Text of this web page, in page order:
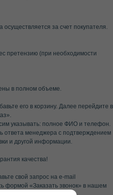
осуществляется за счет покупателя.
претензию (при необходимости
в полном объеме.
его в корзину. Далее перейдите в
указывать: полное ФИО и телефон.
ответа менеджера с подтверждением
и другой информации.
качества!
свой запрос на e-mail
формой «Заказать звонок» в нашем